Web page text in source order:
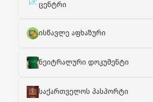
ცენტრი
ისწავლე აფხაზური
ნეიტრალური დოკუმენტი
საქართველოს პასპორტი